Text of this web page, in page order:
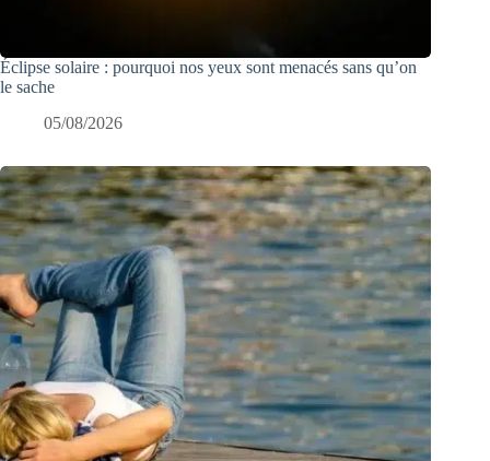
Éclipse solaire : pourquoi nos yeux sont menacés sans qu’on
le sache
05/08/2026